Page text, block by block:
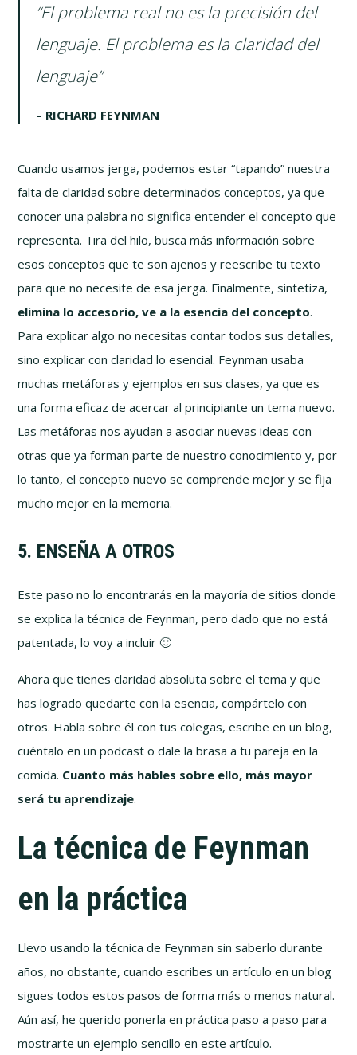
“El problema real no es la precisión del
lenguaje. El problema es la claridad del
lenguaje”
– RICHARD FEYNMAN
Cuando usamos jerga, podemos estar “tapando” nuestra
falta de claridad sobre determinados conceptos, ya que
conocer una palabra no significa entender el concepto que
representa. Tira del hilo, busca más información sobre
esos conceptos que te son ajenos y reescribe tu texto
para que no necesite de esa jerga. Finalmente, sintetiza,
elimina lo accesorio, ve a la esencia del concepto.
Para explicar algo no necesitas contar todos sus detalles,
sino explicar con claridad lo esencial. Feynman usaba
muchas metáforas y ejemplos en sus clases, ya que es
una forma eficaz de acercar al principiante un tema nuevo.
Las metáforas nos ayudan a asociar nuevas ideas con
otras que ya forman parte de nuestro conocimiento y, por
lo tanto, el concepto nuevo se comprende mejor y se fija
mucho mejor en la memoria.
5. ENSEÑA A OTROS
Este paso no lo encontrarás en la mayoría de sitios donde
se explica la técnica de Feynman, pero dado que no está
patentada, lo voy a incluir 🙂
Ahora que tienes claridad absoluta sobre el tema y que
has logrado quedarte con la esencia, compártelo con
otros. Habla sobre él con tus colegas, escribe en un blog,
cuéntalo en un podcast o dale la brasa a tu pareja en la
comida. Cuanto más hables sobre ello, más mayor
será tu aprendizaje.
La técnica de Feynman
en la práctica
Llevo usando la técnica de Feynman sin saberlo durante
años, no obstante, cuando escribes un artículo en un blog
sigues todos estos pasos de forma más o menos natural.
Aún así, he querido ponerla en práctica paso a paso para
mostrarte un ejemplo sencillo en este artículo.